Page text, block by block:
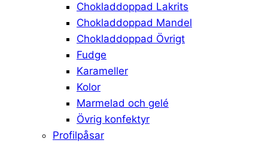
Chokladdoppad Lakrits
Chokladdoppad Mandel
Chokladdoppad Övrigt
Fudge
Karameller
Kolor
Marmelad och gelé
Övrig konfektyr
Profilpåsar